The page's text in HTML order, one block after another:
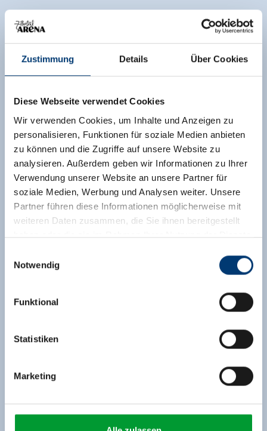
Zustimmung Details Über Cookies
Diese Webseite verwendet Cookies
Wir verwenden Cookies, um Inhalte und Anzeigen zu
personalisieren, Funktionen für soziale Medien anbieten
zu können und die Zugriffe auf unsere Website zu
analysieren. Außerdem geben wir Informationen zu Ihrer
Verwendung unserer Website an unsere Partner für
soziale Medien, Werbung und Analysen weiter. Unsere
Partner führen diese Informationen möglicherweise mit
weiteren Daten zusammen, die Sie ihnen bereitgestellt
haben oder die sie im Rahmen Ihrer Nutzung der Dienste
Rohr 23// A-6280 Zell am Ziller
www.zillertalarena.com
Notwendig
Funktional
Statistiken
Marketing